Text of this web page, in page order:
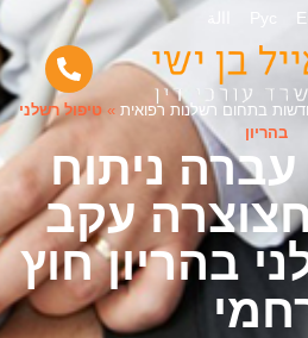
בתחום רשלנות רפואית» טיפול רשלני
בהריון
ניתוח
עקב
בהריון חוץ